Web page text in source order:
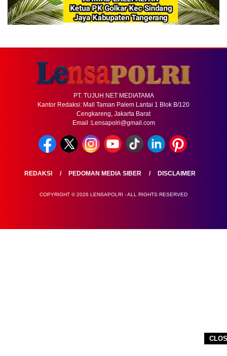
PT. TUJUH NET MEDIATAMA
Kantor Redaksi: Mall Taman Palem Lantai 1 Blok B/120
Cengkareng, Jakarta Barat
Email :Lensapolri@gmail.com
REDAKSI PEDOMAN MEDIA SIBER DISCLAIMER
COPYRIGHT © 2026 LENSAPOLRI - ALL RIGHTS RESERVED